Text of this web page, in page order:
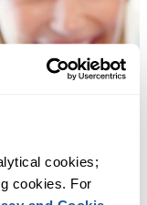
cookies;
cookies. For